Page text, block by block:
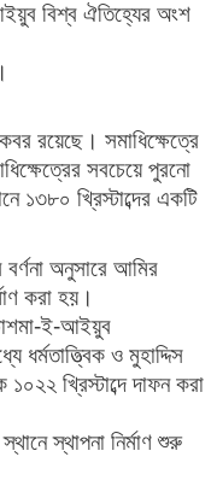
বিশ্ব ঐতিহ্যের অংশ
রয়েছে। সমাধিক্ষেত্রে
সবচেয়ে পুরনো
১৩৮০ খ্রিস্টাব্দের একটি
বর্ণনা অনুসারে আমির
করা হয়।
ই-আইয়ুব
ধর্মতাত্ত্বিক ও মুহাদ্দিস
খ্রিস্টাব্দে দাফন করা
স্থাপনা নির্মাণ শুরু